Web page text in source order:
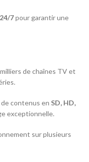
7pour garantir une
de chaînes TV et
contenus en SD, HD,
exceptionnelle.
sur plusieurs